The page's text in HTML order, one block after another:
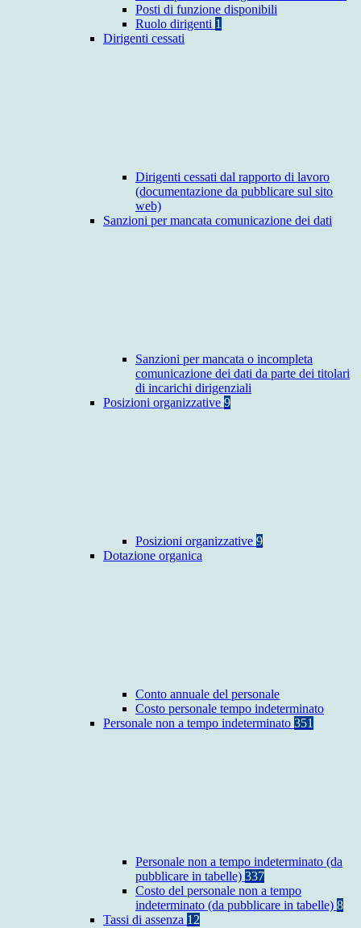
Posti di funzione disponibili
Ruolo dirigenti 1
Dirigenti cessati
Dirigenti cessati dal rapporto di lavoro
(documentazione da pubblicare sul sito
web)
Sanzioni per mancata comunicazione dei dati
Sanzioni per mancata o incompleta
comunicazione dei dati da parte dei titolari
di incarichi dirigenziali
Posizioni organizzative 9
Posizioni organizzative 9
Dotazione organica
Conto annuale del personale
Costo personale tempo indeterminato
Personale non a tempo indeterminato 351
Personale non a tempo indeterminato (da
pubblicare in tabelle) 337
Costo del personale non a tempo
indeterminato (da pubblicare in tabelle) 8
Tassi di assenza 12